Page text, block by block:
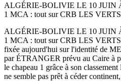
ALGÉRIE-BOLIVIE LE 10 JUIN
1 MCA : tout sur CRB LES
ALGÉRIE-BOLIVIE LE 10 JUIN
1 MCA : tout sur CRB LES
fixée aujourd'hui sur l'identité de
par ÉTRANGER prévu au Caire à
le chapeau 1 grâce à son
ne semble pas prêt à céder